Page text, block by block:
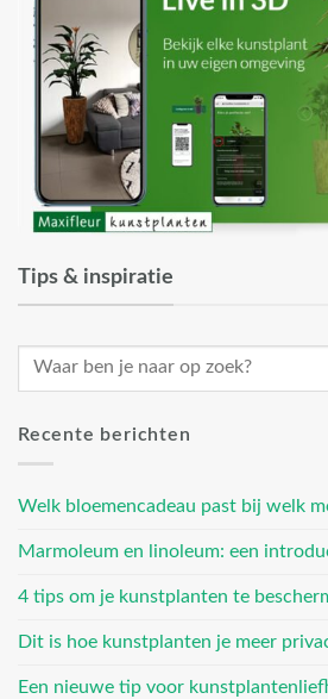
Tips & inspiratie
Recente berichten
Welk bloemencadeau past bij welk
Marmoleum en linoleum: een
4 tips om je kunstplanten te
Dit is hoe kunstplanten je meer
Een nieuwe tip voor